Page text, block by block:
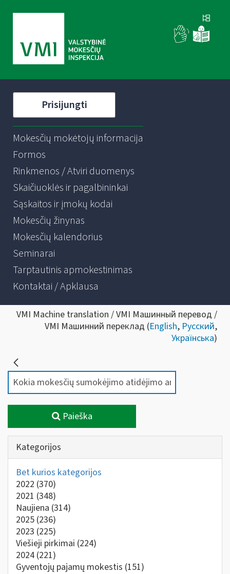
Prisijungti
Mokesčių mokėtojų informacija
Formos
Rinkmenos / Atviri duomenys
Skaičiuoklės ir pagalbininkai
Sąskaitos ir įmokų kodai
Mokesčių žinynas
Mokesčių kalendorius
Seminarai
Tarptautinis apmokestinimas
Kontaktai / Apklausa
VMI Machine translation / VMI Машинный перевод /
VMI Машинний переклад (English, Русский,
Українська)
Paieška
Kategorijos
Bet kurios kategorijos
2022 (370)
2021 (348)
Naujiena (314)
2025 (236)
2023 (225)
Viešieji pirkimai (224)
2024 (221)
Gyventojų pajamų mokestis (151)